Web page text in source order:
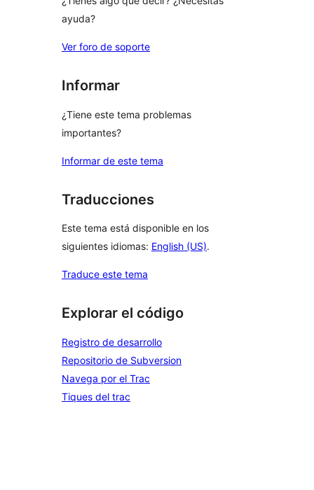
ayuda?
Ver foro de soporte
Informar
¿Tiene este tema problemas
importantes?
Informar de este tema
Traducciones
Este tema está disponible en los
siguientes idiomas: English (US).
Traduce este tema
Explorar el código
Registro de desarrollo
Repositorio de Subversion
Navega por el Trac
Tiques del trac